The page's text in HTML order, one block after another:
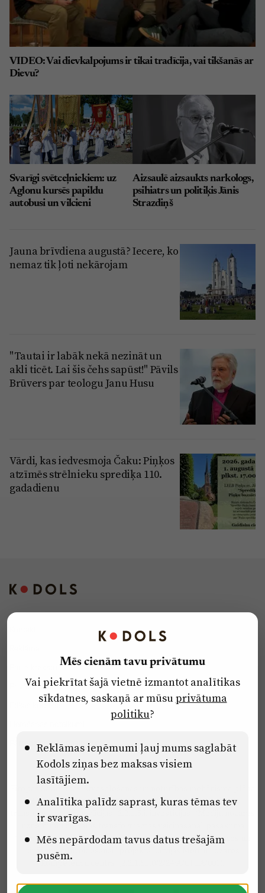
VIDEO: Vai dievkalpojums ir tikai tradīcija, vai tikšanās ar
Dievu?
Svarīgi svētceļniekiem: uz
Aglonu kursēs papildu
autobusi un vilcieni
Aizsaulē aizsaukts narkologs,
psihiatrs un politiķis Jānis
Strazdiņš
Jauna brīvdiena augustā? Iecere, ko
nemaz tik ļoti nekārojam
"Tautai ir labāk nekā nezināt un
akli ticēt. Lai šis čehs sapūst!" Pāvils
Brūvers par teologu Janu Husu
Vārdi, kas iedvesmoja Čaku: Piņķos
atzīmēs strēlnieku sprediķa 110.
gadadienu
Privātuma politika
Ētikas kodekss
Pārredzamības paziņojumi
Eiropas Savienības Atveseļošanas un noturības mehānisma plāna
2.2. reformu un investīciju virziena “Uzņēmumu digitālā
transformācija un inovācijas” 2.2.1.5.i. investīcijas “Mediju nozares
uzņēmumu digitālās transformācijas veicināšana” pasākuma
“Mācības mediju nozares speciālistu digitālās kompetences un
zināšanu pilnveidošanai” projektā Latvijas Mediju nozares
kompetenču centrs (2.2.1.5.i.0/2/24/A/CFLA/001).
Mēs cienām tavu privātumu
Vai piekrītat šajā vietnē izmantot analītikas
sīkdatnes, saskaņā ar mūsuprivātuma
politiku?
Reklāmas ieņēmumi ļauj mums saglabāt
Kodols ziņas bez maksas visiem
lasītājiem.
Analītika palīdz saprast, kuras tēmas tev
ir svarīgas.
Mēs nepārdodam tavus datus trešajām
pusēm.